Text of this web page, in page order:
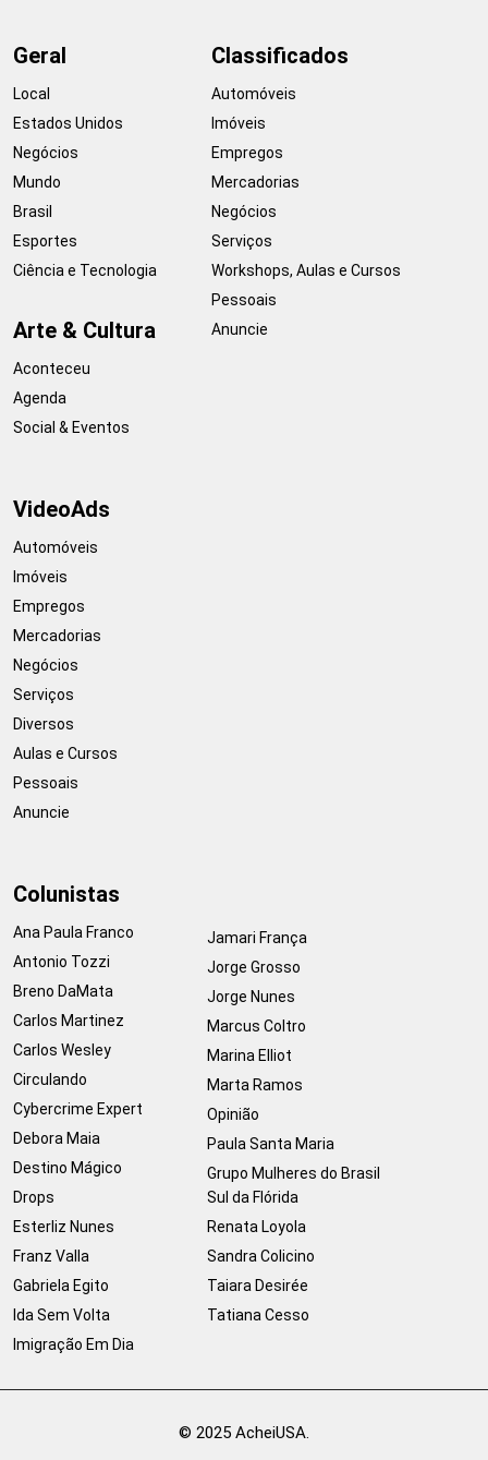
Geral
Local
Estados Unidos
Negócios
Mundo
Brasil
Esportes
Ciência e Tecnologia
Arte & Cultura
Aconteceu
Agenda
Social & Eventos
Classificados
Automóveis
Imóveis
Empregos
Mercadorias
Negócios
Serviços
Workshops, Aulas e Cursos
Pessoais
Anuncie
VideoAds
Automóveis
Imóveis
Empregos
Mercadorias
Negócios
Serviços
Diversos
Aulas e Cursos
Pessoais
Anuncie
Colunistas
Ana Paula Franco
Antonio Tozzi
Breno DaMata
Carlos Martinez
Carlos Wesley
Circulando
Cybercrime Expert
Debora Maia
Destino Mágico
Drops
Esterliz Nunes
Franz Valla
Gabriela Egito
Ida Sem Volta
Imigração Em Dia
Jamari França
Jorge Grosso
Jorge Nunes
Marcus Coltro
Marina Elliot
Marta Ramos
Opinião
Paula Santa Maria
Grupo Mulheres do Brasil
Sul da Flórida
Renata Loyola
Sandra Colicino
Taiara Desirée
Tatiana Cesso
© 2025 AcheiUSA.